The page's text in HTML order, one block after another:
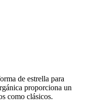
de estrella para
proporciona un
como clásicos.